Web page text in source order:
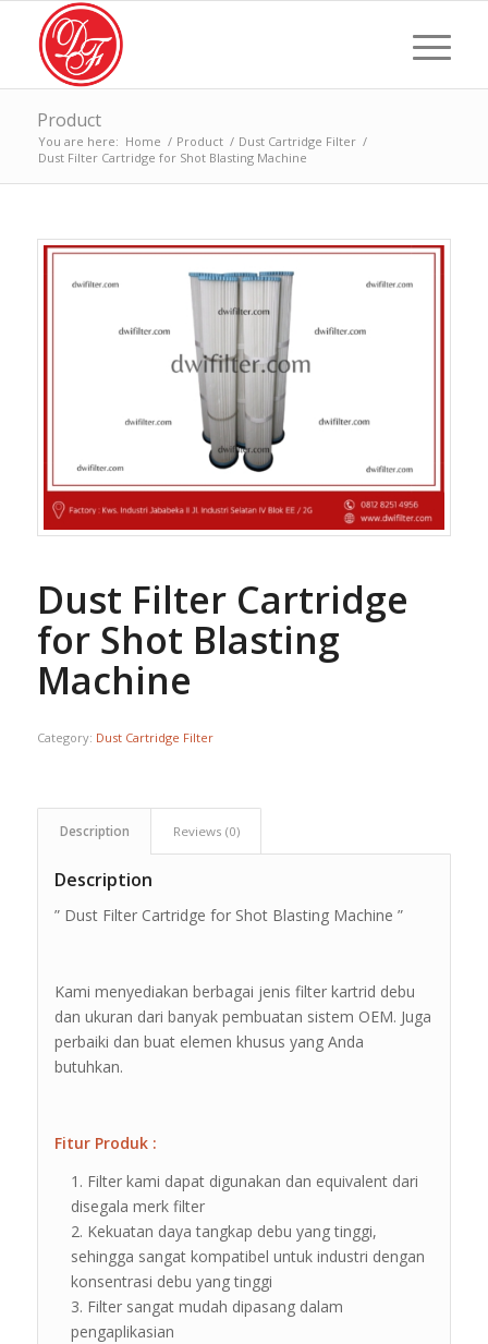
Product
You are here: Home / Product / Dust Cartridge Filter /
Dust Filter Cartridge for Shot Blasting Machine
Dust Filter Cartridge
for Shot Blasting
Machine
Category: Dust Cartridge Filter
Description Reviews (0)
Description
” Dust Filter Cartridge for Shot Blasting Machine ”
Kami menyediakan berbagai jenis filter kartrid debu
dan ukuran dari banyak pembuatan sistem OEM. Juga
perbaiki dan buat elemen khusus yang Anda
butuhkan.
Fitur Produk :
Filter kami dapat digunakan dan equivalent dari
disegala merk filter
Kekuatan daya tangkap debu yang tinggi,
sehingga sangat kompatibel untuk industri dengan
konsentrasi debu yang tinggi
Filter sangat mudah dipasang dalam
pengaplikasian